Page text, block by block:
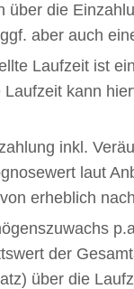
über die
aber auch
Laufzeit ist
Laufzeit kann
inkl.
laut
erheblich
der
über die